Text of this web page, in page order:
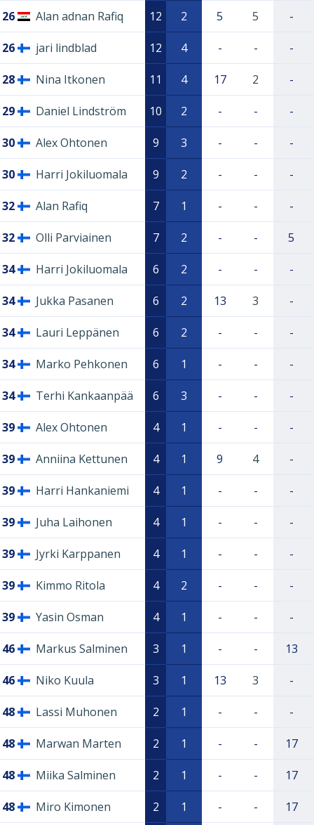
26 Alan adnan Rafiq 12 2 5 5 -
26 jari lindblad 12 4 - - -
28 Nina Itkonen 11 4 17 2 -
29 Daniel Lindström 10 2 - - -
30 Alex Ohtonen 9 3 - - -
30 Harri Jokiluomala 9 2 - - -
32 Alan Rafiq 7 1 - - -
32 Olli Parviainen 7 2 - - 5
34 Harri Jokiluomala 6 2 - - -
34 Jukka Pasanen 6 2 13 3 -
34 Lauri Leppänen 6 2 - - -
34 Marko Pehkonen 6 1 - - -
34 Terhi Kankaanpää 6 3 - - -
39 Alex Ohtonen 4 1 - - -
39 Anniina Kettunen 4 1 9 4 -
39 Harri Hankaniemi 4 1 - - -
39 Juha Laihonen 4 1 - - -
39 Jyrki Karppanen 4 1 - - -
39 Kimmo Ritola 4 2 - - -
39 Yasin Osman 4 1 - - -
46 Markus Salminen 3 1 - - 13
46 Niko Kuula 3 1 13 3 -
48 Lassi Muhonen 2 1 - - -
48 Marwan Marten 2 1 - - 17
48 Miika Salminen 2 1 - - 17
48 Miro Kimonen 2 1 - - 17